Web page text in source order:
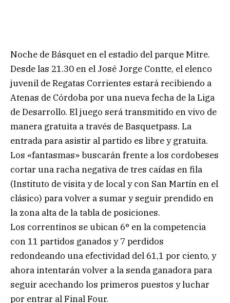
Noche de Básquet en el estadio del parque Mitre.
Desde las 21.30 en el José Jorge Contte, el elenco
juvenil de Regatas Corrientes estará recibiendo a
Atenas de Córdoba por una nueva fecha de la Liga
de Desarrollo. El juego será transmitido en vivo de
manera gratuita a través de Basquetpass. La
entrada para asistir al partido es libre y gratuita.
Los «fantasmas» buscarán frente a los cordobeses
cortar una racha negativa de tres caídas en fila
(Instituto de visita y de local y con San Martín en el
clásico) para volver a sumar y seguir prendido en
la zona alta de la tabla de posiciones.
Los correntinos se ubican 6° en la competencia
con 11 partidos ganados y 7 perdidos
redondeando una efectividad del 61,1 por ciento, y
ahora intentarán volver a la senda ganadora para
seguir acechando los primeros puestos y luchar
por entrar al Final Four.